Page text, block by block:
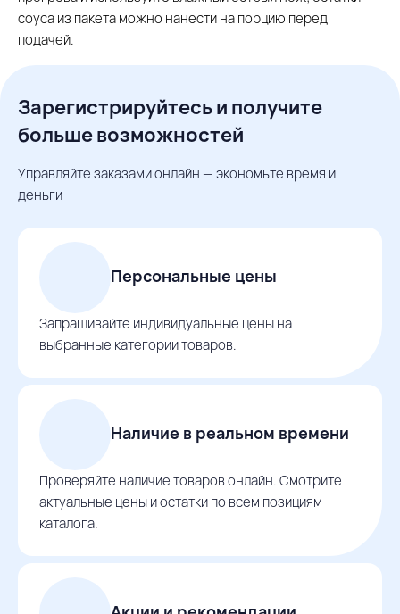
соуса из пакета можно нанести на порцию перед
подачей.
Зарегистрируйтесь и получите
больше возможностей
Управляйте заказами онлайн — экономьте время и
деньги
Персональные цены
Запрашивайте индивидуальные цены на
выбранные категории товаров.
Наличие в реальном времени
Проверяйте наличие товаров онлайн. Смотрите
актуальные цены и остатки по всем позициям
каталога.